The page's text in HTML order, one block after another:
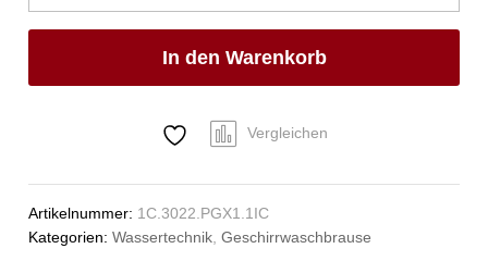
Reinigungsset
1/2"
In den Warenkorb
Vergleichen
Artikelnummer: 1C.3022.PGX1.1IC
Kategorien:Wassertechnik,Geschirrwaschbrause